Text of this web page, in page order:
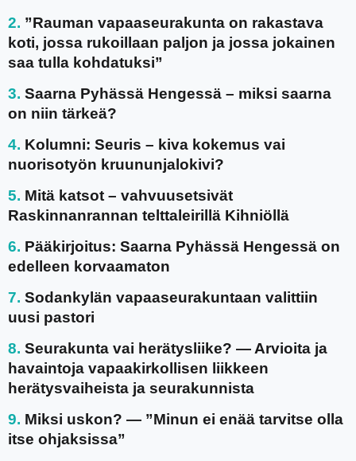
”Rauman vapaaseurakunta on rakastava
koti, jossa rukoillaan paljon ja jossa jokainen
saa tulla kohdatuksi”
Saarna Pyhässä Hengessä – miksi saarna
on niin tärkeä?
Kolumni: Seuris – kiva kokemus vai
nuorisotyön kruununjalokivi?
Mitä katsot – vahvuusetsivät
Raskinnanrannan telttaleirillä Kihniöllä
Pääkirjoitus: Saarna Pyhässä Hengessä on
edelleen korvaamaton
Sodankylän vapaaseurakuntaan valittiin
uusi pastori
Seurakunta vai herätysliike? — Arvioita ja
havaintoja vapaakirkollisen liikkeen
herätysvaiheista ja seurakunnista
Miksi uskon? — ”Minun ei enää tarvitse olla
itse ohjaksissa”